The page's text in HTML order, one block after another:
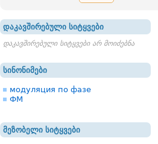
დაკავშირებული სიტყვები
დაკავშირებული სიტყვები არ მოიძებნა
სინონიმები
модуляция по фазе
ФМ
მეზობელი სიტყვები